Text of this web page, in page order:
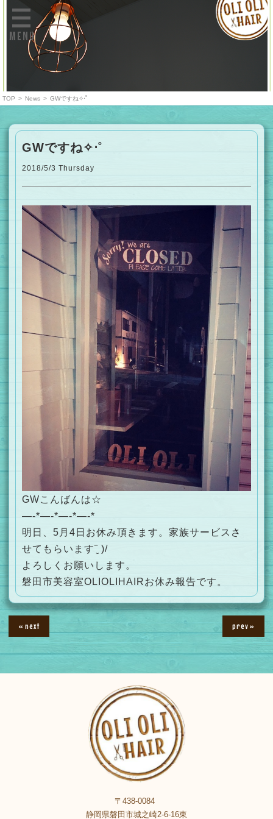
MENU
TOP > News > GWですね✧‧˚
GWですね✧‧˚
2018/5/3 Thursday
GWこんばんは☆
—-*—-*—-*—-*
明日、5月4日お休み頂きます。家族サービスさ
せてもらいます¨̮ )/
よろしくお願いします。
磐田市美容室OLIOLIHAIRお休み報告です。
« next prev »
〒438-0084
静岡県磐田市城之崎2-6-16東